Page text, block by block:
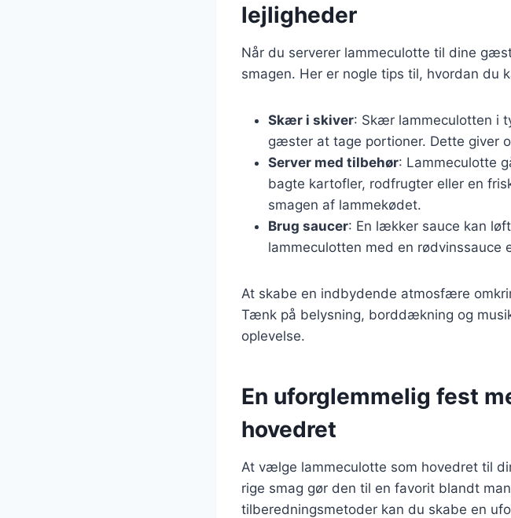
lejligheder
Når du serverer lammeculotte til dine
smagen. Her er nogle tips til, hvordan du
Skær i skiver: Skær lammeculotten i
gæster at tage portioner. Dette giver
Server med tilbehør: Lammeculotte
bagte kartofler, rodfrugter eller en
smagen af lammekødet.
Brug saucer: En lækker sauce kan
lammeculotten med en rødvinssauce
At skabe en indbydende atmosfære
Tænk på belysning, borddækning og
oplevelse.
En uforglemmelig fest
hovedret
At vælge lammeculotte som hovedret til
rige smag gør den til en favorit blandt
tilberedningsmetoder kan du skabe en